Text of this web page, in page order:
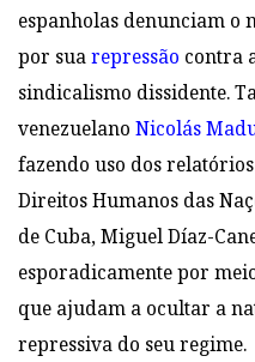
espanholas denunciam o
por suarepressão contra
sindicalismo dissidente.
venezuelano Nicolás
fazendo uso dos
Direitos Humanos das
de Cuba, Miguel Díaz-
esporadicamente por
que ajudam a ocultar a
repressiva do seu regime.